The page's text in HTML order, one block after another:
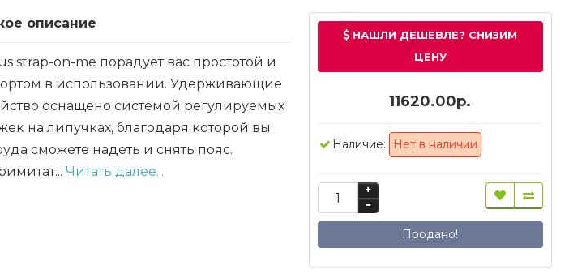
описание
strap-on-me порадует вас простотой и
в использовании. Удерживающие
оснащено системой регулируемых
на липучках, благодаря которой вы
сможете надеть и снять пояс.
Читать далее...
НАШЛИ ДЕШЕВЛЕ? СНИЗИМ
ЦЕНУ
11620.00р.
Наличие: Нет в наличии
Продано!